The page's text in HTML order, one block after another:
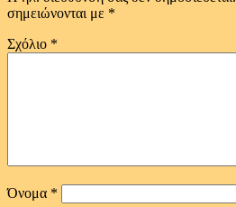
σημειώνονται με *
Σχόλιο *
Όνομα *